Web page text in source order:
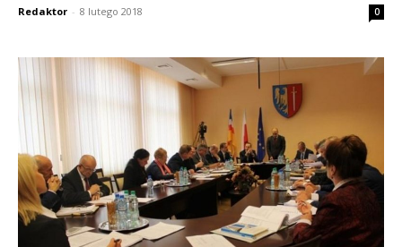
Redaktor - 8 lutego 2018 0